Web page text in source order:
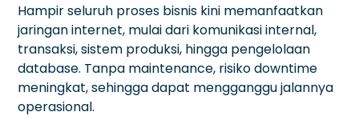
Hampir seluruh proses bisnis kini memanfaatkan
jaringan internet, mulai dari komunikasi internal,
transaksi, sistem produksi, hingga pengelolaan
database. Tanpa maintenance, risiko downtime
meningkat, sehingga dapat mengganggu jalannya
operasional.